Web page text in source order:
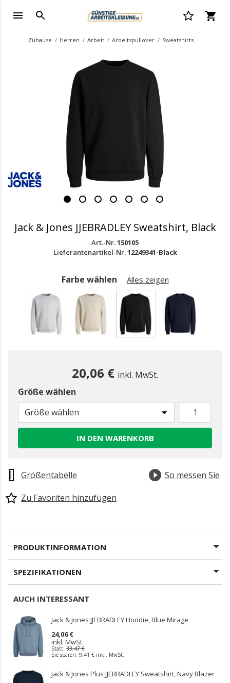
Zuhause Herren Arbeit Arbeitspullover Sweatshirts
Jack & Jones JJEBRADLEY Sweatshirt, Black
Art.-Nr.150105
Lieferantenartikel-Nr.12249341-Black
Farbe wählen Alles zeigen
20,06 € inkl. MwSt.
Größe wählen
Größe wählen
IN DEN WARENKORB
Größentabelle
So messen Sie
Zu Favoriten hinzufügen
PRODUKTINFORMATION
SPEZIFIKATIONEN
AUCH INTERESSANT
Jack & Jones JJEBRADLEY Hoodie, Blue Mirage
24,06 €
inkl. MwSt.
Statt: 33,47 €
Sie sparen: 9,41 € inkl. MwSt.
Jack & Jones Plus JJEBRADLEY Sweatshirt, Navy Blazer